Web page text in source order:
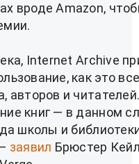
вроде Amazon,
Internet Archive
как это
авторов и
книг — в данном
школы и
заявил Брюстер